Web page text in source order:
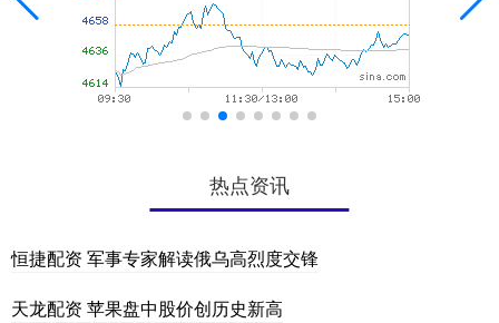
热点资讯
恒捷配资 军事专家解读俄乌高烈度交锋
天龙配资 苹果盘中股价创历史新高